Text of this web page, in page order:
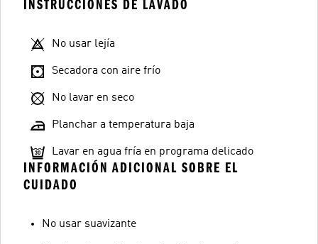
INSTRUCCIONES DE LAVADO
No usar lejía
Secadora con aire frío
No lavar en seco
Planchar a temperatura baja
Lavar en agua fría en programa delicado
INFORMACIÓN ADICIONAL SOBRE EL
CUIDADO
No usar suavizante